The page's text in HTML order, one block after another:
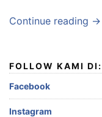
Continue reading →
FOLLOW KAMI DI:
Facebook
Instagram